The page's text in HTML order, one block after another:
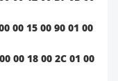
在模块上电初始
距离范围
00 15 00 90 01 00
00 18 00 2C 01 00